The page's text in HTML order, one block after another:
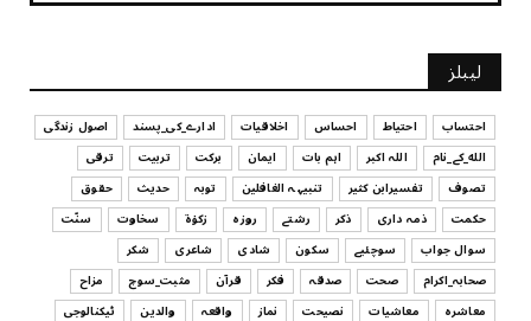
July 29, 2026
UNCATEGORIZED
کیا آپ اپنے باس کو مؤثر طریقے سے منظم کر رہے ہیں
July 29, 2026
UNCATEGORIZED
اس وقت آپ کا موڈ کیسا ہے؟
July 29, 2026
UNCATEGORIZED
قرض لینے اور دینے میں ہوشیاری
لیبلز
احتساب احتیاط احساس اخلاقیات ادارے_کی_پسند
اصول زندگی
الله_کے_نام
اللہ اکبر اہم بات ایمان برکت تربیت
ترقی
تصوف
تفسیرابن کثیر تنبیہہ الغافلین توبہ حدیث
حقوق
حکمت
ذمہ داری ذکر رشتے روزہ زکوٰۃ سخاوت
سنّت
سوال جواب
سوچئیے سکون شادی شاعری
شکر
صحابہ_اکرام
صحت صدقہ فکر قرآن مثبت_سوچ
مزاح
معاشرہ
معاشیات نصیحت نماز واقعہ والدین
ٹیکنالوجی